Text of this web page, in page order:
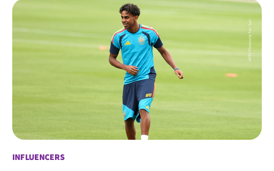
INFLUENCERS